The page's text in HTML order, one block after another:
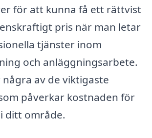
för att kunna få ett rättvist
pris när man letar
tjänster inom
och anläggningsarbete.
av de viktigaste
påverkar kostnaden för
ditt område.